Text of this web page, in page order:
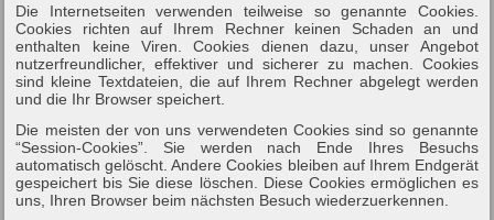
Die Internetseiten verwenden teilweise so genannte Cookies.
Cookies richten auf Ihrem Rechner keinen Schaden an und
enthalten keine Viren. Cookies dienen dazu, unser Angebot
nutzerfreundlicher, effektiver und sicherer zu machen. Cookies
sind kleine Textdateien, die auf Ihrem Rechner abgelegt werden
und die Ihr Browser speichert.
Die meisten der von uns verwendeten Cookies sind so genannte
“Session-Cookies”. Sie werden nach Ende Ihres Besuchs
automatisch gelöscht. Andere Cookies bleiben auf Ihrem Endgerät
gespeichert bis Sie diese löschen. Diese Cookies ermöglichen es
uns, Ihren Browser beim nächsten Besuch wiederzuerkennen.